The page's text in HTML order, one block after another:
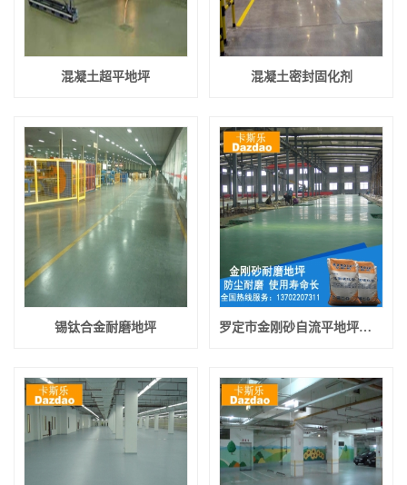
混凝土超平地坪 混凝土密封固化剂
锡钛合金耐磨地坪 罗定市金刚砂自流平地坪厂家报价 罗定市金刚砂硬化剂报价